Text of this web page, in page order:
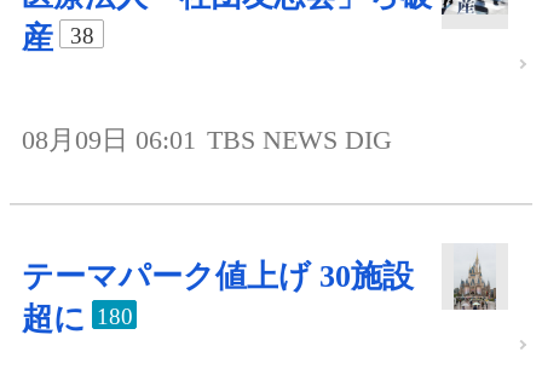
産
38
08月09日 06:01 TBS NEWS DIG
テーマパーク値上げ 30施設
超に 180